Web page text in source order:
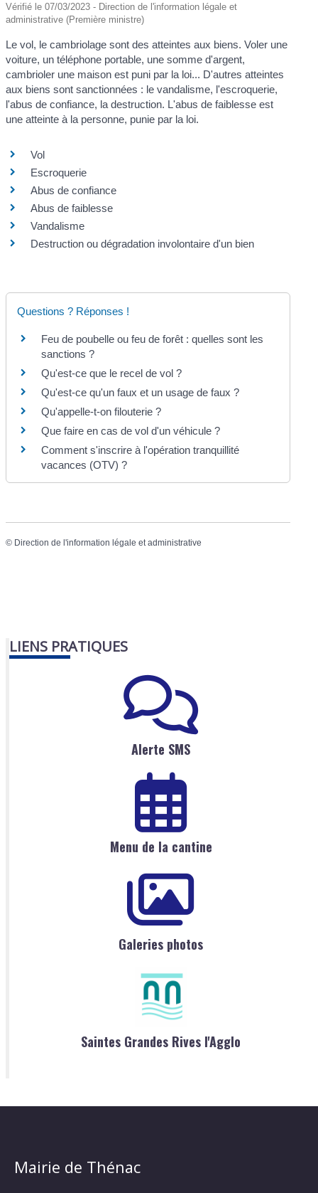
Vérifié le 07/03/2023 - Direction de l'information légale et
administrative (Première ministre)
Le vol, le cambriolage sont des atteintes aux biens. Voler une
voiture, un téléphone portable, une somme d'argent,
cambrioler une maison est puni par la loi... D'autres atteintes
aux biens sont sanctionnées : le vandalisme, l'escroquerie,
l'abus de confiance, la destruction. L'abus de faiblesse est
une atteinte à la personne, punie par la loi.
Vol
Escroquerie
Abus de confiance
Abus de faiblesse
Vandalisme
Destruction ou dégradation involontaire d'un bien
Questions ? Réponses !
Feu de poubelle ou feu de forêt : quelles sont les
sanctions ?
Qu'est-ce que le recel de vol ?
Qu'est-ce qu'un faux et un usage de faux ?
Qu'appelle-t-on filouterie ?
Que faire en cas de vol d'un véhicule ?
Comment s'inscrire à l'opération tranquillité
vacances (OTV) ?
© Direction de l'information légale et administrative
LIENS PRATIQUES
Alerte SMS
Menu de la cantine
Galeries photos
Saintes Grandes Rives l'Agglo
Mairie de Thénac